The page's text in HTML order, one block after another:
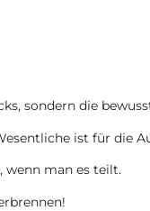
sondern die
ist für die
wenn man es teilt.